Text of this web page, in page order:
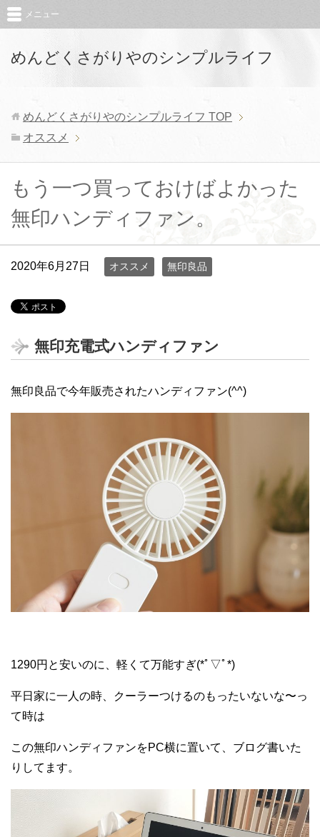
めんどくさがりやのシンプルライフ
メニュー
めんどくさがりやのシンプルライフ TOP
オススメ
もう一つ買っておけばよかった
無印ハンディファン。
2020年6月27日 オススメ 無印良品
無印充電式ハンディファン
無印良品で今年販売されたハンディファン(^^)
1290円と安いのに、軽くて万能すぎ(*ﾟ▽ﾟ*)
平日家に一人の時、クーラーつけるのもったいないな〜っ
て時は
この無印ハンディファンをPC横に置いて、ブログ書いた
りしてます。